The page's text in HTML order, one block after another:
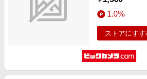
1.0%
ストアにすす